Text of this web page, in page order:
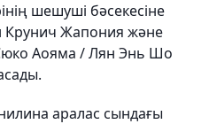
шешуші бәсекесіне
Крунич Жапония және
Сюко Аояма / Лян Энь Шо
аралас сындағы